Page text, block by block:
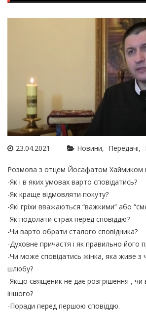
23.04.2021 Новини Передачі
Розмова з отцем Йосафатом Хаймиком
-Як і в яких умовах варто сповідатись?
-Як краще відмовляти покуту?
-Які гріхи вважаються “важкими” або
-Як подолати страх перед сповіддю?
-Чи варто обрати сталого сповідника?
-Духовне причастя і як правильно його
-Чи може сповідатись жінка, яка живе з
шлюбу?
-Якщо священик не дає розгрішення , чи
іншого?
-Поради перед першою сповіддю.